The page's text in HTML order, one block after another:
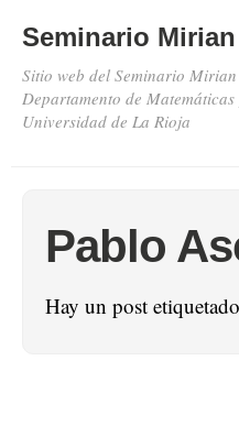
Seminario
Sitio web del Seminario
Departamento de
Universidad de La Rioja
Pablo
Hay un post